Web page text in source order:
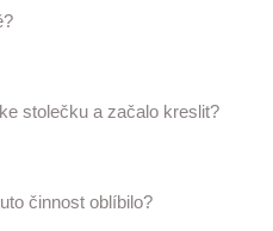
stolečku a začalo kreslit?
činnost oblíbilo?